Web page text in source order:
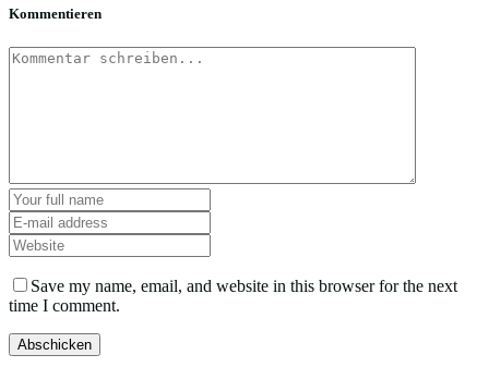
Kommentieren
Save my name, email, and website in this browser for the next
time I comment.